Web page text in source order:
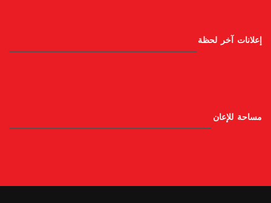
إعلانات آخر لحظة
مساحة للإعان